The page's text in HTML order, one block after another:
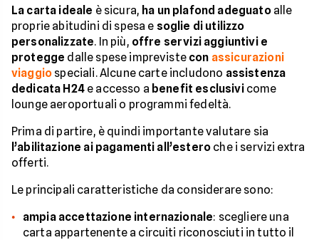
La carta ideale è sicura, ha un plafond adeguatoalle
proprie abitudini di spesa e soglie di utilizzo
personalizzate. In più, offre servizi aggiuntivi e
protegge dalle spese impreviste con assicurazioni
viaggio speciali. Alcune carte includono assistenza
dedicata H24e accesso a benefit esclusivicome
lounge aeroportuali o programmi fedeltà.
Prima di partire, è quindi importante valutare sia
l’abilitazione ai pagamenti all’estero che i servizi extra
offerti.
Le principali caratteristiche da considerare sono:
ampia accettazione internazionale: scegliere una
carta appartenente a circuiti riconosciuti in tutto il